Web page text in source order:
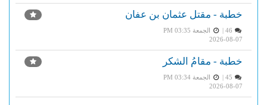
خطبة - مقتل عثمان بن عفان
الجمعة PM 03:35
2026-08-07
خطبة - مقامُ الشكر
الجمعة PM 03:34
2026-08-07